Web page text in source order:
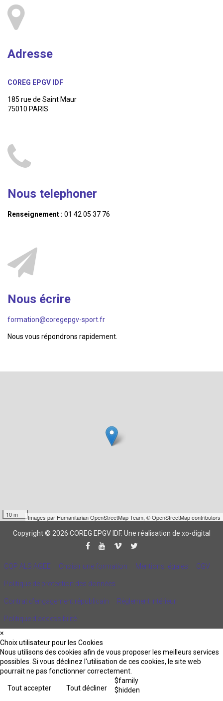
Adresse
COREG EPGV IDF
185 rue de Saint Maur
75010 PARIS
Nous telephoner
Renseignement : 01 42 05 37 76
Nous écrire
formation@coregepgv-sport.fr
Nous vous répondrons rapidement.
10 m Images par Humanitarian OpenStreetMap Team, © OpenStreetMap contributors
Copyright © 2026 COREG EPGV IDF. Une réalisation de xo-digital
CQP ALS AGEE Choisir une formation Mentions légales CGV
Politique de protection des données
Contrat d'engagement républicain Règlement intérieur
Politique d’accessibilité
×
Choix utilisateur pour les Cookies
Nous utilisons des cookies afin de vous proposer les meilleurs services
possibles. Si vous déclinez l'utilisation de ces cookies, le site web
pourrait ne pas fonctionner correctement.
Tout accepter Tout décliner
$family
$hidden